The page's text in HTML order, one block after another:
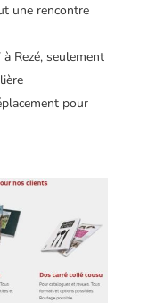
une rencontre
Rezé, seulement
pour